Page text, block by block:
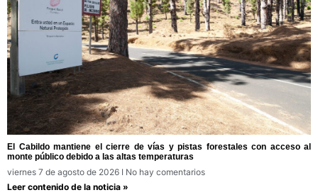
El Cabildo mantiene el cierre de vías y pistas forestales con acceso al
monte público debido a las altas temperaturas
viernes 7 de agosto de 2026
No hay comentarios
Leer contenido de la noticia »